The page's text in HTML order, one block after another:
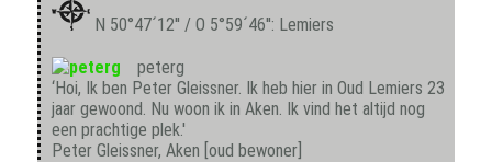
N 50°47´12'' / O 5°59´46'': Lemiers
peterg
‘Hoi, Ik ben Peter Gleissner. Ik heb hier in Oud Lemiers 23
jaar gewoond. Nu woon ik in Aken. Ik vind het altijd nog
een prachtige plek.'
Peter Gleissner, Aken [oud bewoner]